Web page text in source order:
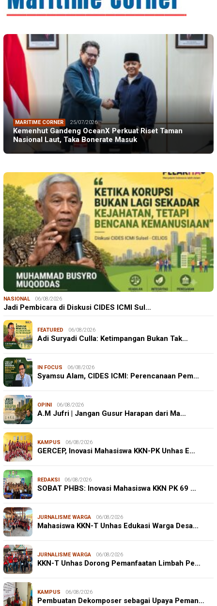
MARITIME CORNER 25/07/2026
Kemenhut Gandeng OceanX Perkuat Riset Taman
Nasional Laut, Taka Bonerate Masuk
NASIONAL 06/08/2026
Jadi Pembicara di Diskusi CIDES ICMI Sul…
FEATURED 06/08/2026
Adi Suryadi Culla: Ketimpangan Bukan Tak…
IN FOCUS 06/08/2026
Syamsu Alam, CIDES ICMI: Perencanaan Pem…
OPINI 06/08/2026
A.M Jufri | Jangan Gusur Harapan dari Ma…
KAMPUS 06/08/2026
GERCEP, Inovasi Mahasiswa KKN-PK Unhas E…
REDAKSI 06/08/2026
SOBAT PHBS: Inovasi Mahasiswa KKN PK 69 …
JURNALISME WARGA 06/08/2026
Mahasiswa KKN-T Unhas Edukasi Warga Desa…
JURNALISME WARGA 06/08/2026
KKN-T Unhas Dorong Pemanfaatan Limbah Pe…
KAMPUS 06/08/2026
Pembuatan Dekomposer sebagai Upaya Peman…